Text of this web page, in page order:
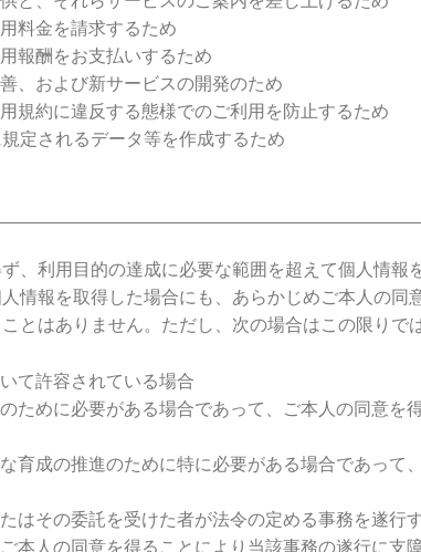
料金を請求するため
報酬をお支払いするため
、および新サービスの開発のため
規約に違反する態様でのご利用を防止するため
定されるデータ等を作成するため
、利用目的の達成に必要な範囲を超えて個人情報
情報を取得した場合にも、あらかじめご本人の同
とはありません。ただし、次の場合はこの限りで
て許容されている場合
ために必要がある場合であって、ご本人の同意を
育成の推進のために特に必要がある場合であって
はその委託を受けた者が法令の定める事務を遂行
本人の同意を得ることにより当該事務の遂行に支